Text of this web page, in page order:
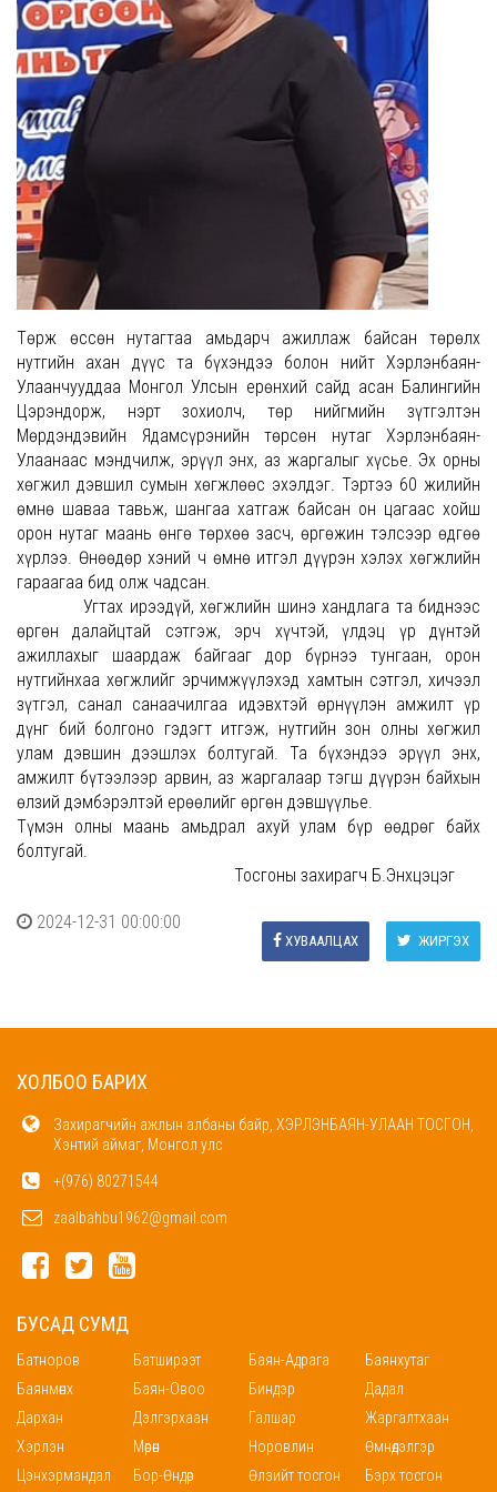
Төрж өссөн нутагтаа амьдарч ажиллаж байсан төрөлх
нутгийн ахан дүүс та бүхэндээ болон нийт Хэрлэнбаян-
Улаанчууддаа Монгол Улсын ерөнхий сайд асан Балингийн
Цэрэндорж, нэрт зохиолч, төр нийгмийн зүтгэлтэн
Мөрдэндэвийн Ядамсүрэнийн төрсөн нутаг Хэрлэнбаян-
Улаанаас мэндчилж, эрүүл энх, аз жаргалыг хүсье. Эх орны
хөгжил дэвшил сумын хөгжлөөс эхэлдэг. Тэртээ 60 жилийн
өмнө шаваа тавьж, шангаа хатгаж байсан он цагаас хойш
орон нутаг маань өнгө төрхөө засч, өргөжин тэлсээр өдгөө
хүрлээ. Өнөөдөр хэний ч өмнө итгэл дүүрэн хэлэх хөгжлийн
гараагаа бид олж чадсан.
Угтах ирээдүй, хөгжлийн шинэ хандлага та биднээс
өргөн далайцтай сэтгэж, эрч хүчтэй, үлдэц үр дүнтэй
ажиллахыг шаардаж байгааг дор бүрнээ тунгаан, орон
нутгийнхаа хөгжлийг эрчимжүүлэхэд хамтын сэтгэл, хичээл
зүтгэл, санал санаачилгаа идэвхтэй өрнүүлэн амжилт үр
дүнг бий болгоно гэдэгт итгэж, нутгийн зон олны хөгжил
улам дэвшин дээшлэх болтугай. Та бүхэндээ эрүүл энх,
амжилт бүтээлээр арвин, аз жаргалаар тэгш дүүрэн байхын
өлзий дэмбэрэлтэй ерөөлийг өргөн дэвшүүлье.
Түмэн олны маань амьдрал ахуй улам бүр өөдрөг байх
болтугай.
Тосгоны захирагч Б.Энхцэцэг
2024-12-31 00:00:00
ЖИРГЭХ
ХУВААЛЦАХ
ХОЛБОО БАРИХ
Захирагчийн ажлын албаны байр, ХЭРЛЭНБАЯН-УЛААН ТОСГОН,
Хэнтий аймаг, Монгол улс
+(976) 80271544
zaalbahbu1962@gmail.com
БУСАД СУМД
Батноров Батширээт Баян-Адрага
Баянхутаг
Баянмөнх
Баян-Овоо Биндэр
Дадал
Дархан
Дэлгэрхаан Галшар
Жаргалтхаан
Хэрлэн
Мөрөн Норовлин
Өмнөдэлгэр
Цэнхэрмандал
Бор-Өндөр Өлзийт тосгон Бэрх тосгон